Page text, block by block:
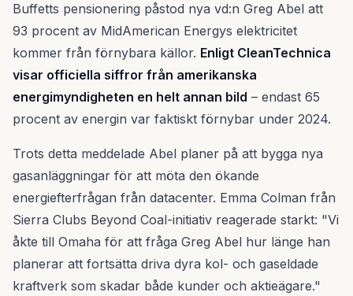
Buffetts pensionering påstod nya vd:n Greg Abel att
93 procent av MidAmerican Energys elektricitet
kommer från förnybara källor. Enligt CleanTechnica
visar officiella siffror från amerikanska
energimyndigheten en helt annan bild – endast 65
procent av energin var faktiskt förnybar under 2024.
Trots detta meddelade Abel planer på att bygga nya
gasanläggningar för att möta den ökande
energiefterfrågan från datacenter. Emma Colman från
Sierra Clubs Beyond Coal-initiativ reagerade starkt: "Vi
åkte till Omaha för att fråga Greg Abel hur länge han
planerar att fortsätta driva dyra kol- och gaseldade
kraftverk som skadar både kunder och aktieägare."